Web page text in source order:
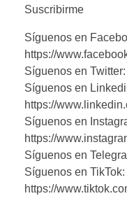
Suscribirme
Síguenos en
https://
Síguenos en
Síguenos en
https://
Síguenos en
https://
Síguenos en
Síguenos en TikTok:
https://